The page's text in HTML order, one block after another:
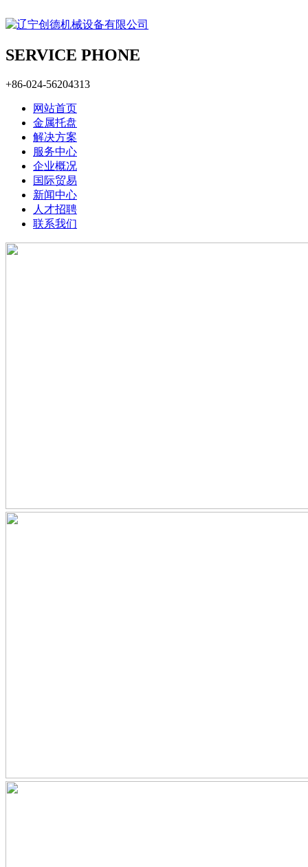
SERVICE PHONE
+86-024-56204313
网站首页
金属托盘
解决方案
服务中心
企业概况
国际贸易
新闻中心
人才招聘
联系我们